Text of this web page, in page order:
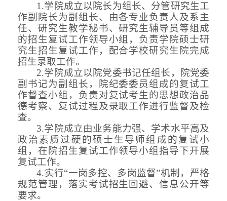
1.学院成立以院长为组长、分管研究生工
作副院长为副组长、由各专业负责人及系主
任、研究生教学秘书、研究生辅导员等组成
的招生复试工作领导小组，负责学院硕士研
究生招生复试工作，配合学校研究生院完成
招生录取工作。
2.学院成立以院党委书记任组长，院党委
副书记为副组长，院纪委委员组成的复试工
作督查小组，负责对复试考生的思想政治品
德考察、复试过程及录取工作进行监督及检
查。
3.学院成立由业务能力强、学术水平高及
政治素质过硬的硕士生导师组成的复试小
组，在院招生复试工作领导小组指导下开展
复试工作。
4.实行“一岗多控、多岗监督”机制 ， 严格
规范管理，落实考试招生回避、信息公开等
要求。